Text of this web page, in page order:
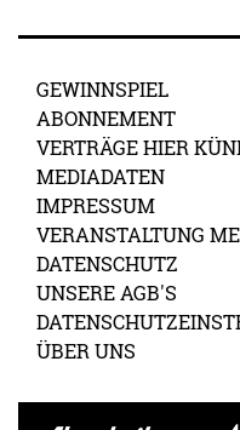
GEWINNSPIEL
ABONNEMENT
VERTRÄGE HIER
MEDIADATEN
IMPRESSUM
VERANSTALTUNG
DATENSCHUTZ
UNSERE AGB'S
ÜBER UNS